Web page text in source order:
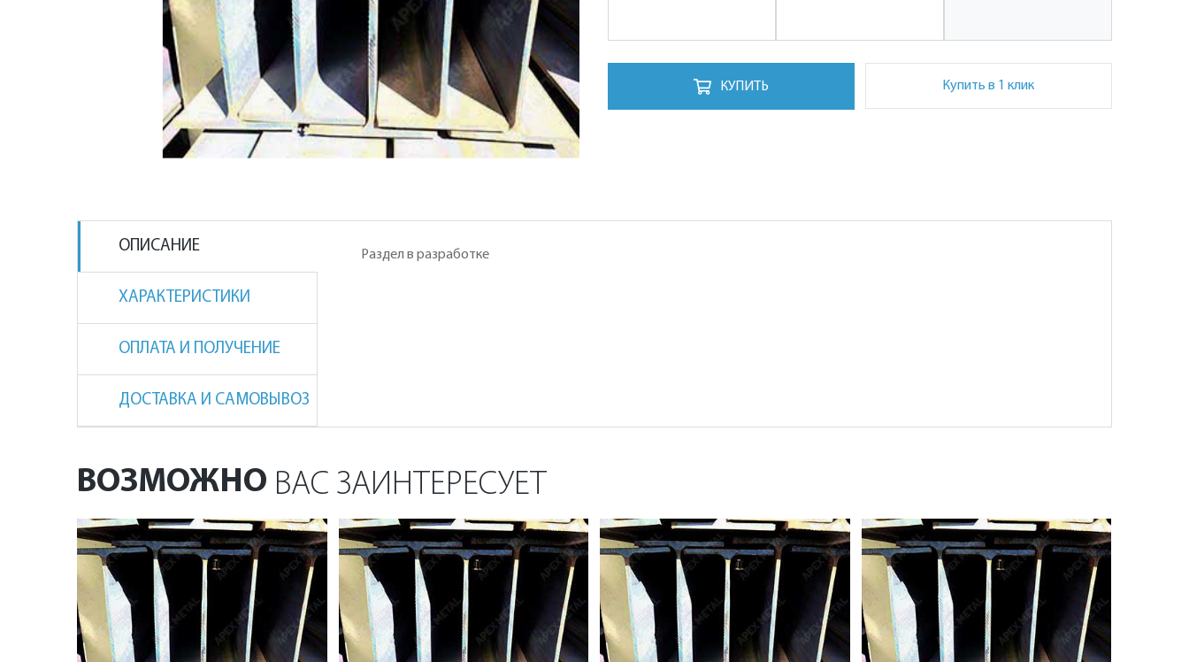
КУПИТЬ Купить в 1 клик
ОПИСАНИЕ
ХАРАКТЕРИСТИКИ
ОПЛАТА И ПОЛУЧЕНИЕ
ДОСТАВКА И САМОВЫВОЗ
Раздел в разработке
ВОЗМОЖНО ВАС ЗАИНТЕРЕСУЕТ